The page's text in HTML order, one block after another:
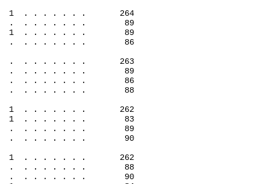
1 . . . . . . .
264
. . . . . . . .
89
1 . . . . . . .
89
. . . . . . . .
86
. . . . . . . .
263
. . . . . . . .
89
. . . . . . . .
86
. . . . . . . .
88
1 . . . . . . .
262
1 . . . . . . .
83
. . . . . . . .
89
. . . . . . . .
90
1 . . . . . . .
262
. . . . . . . .
88
. . . . . . . .
90